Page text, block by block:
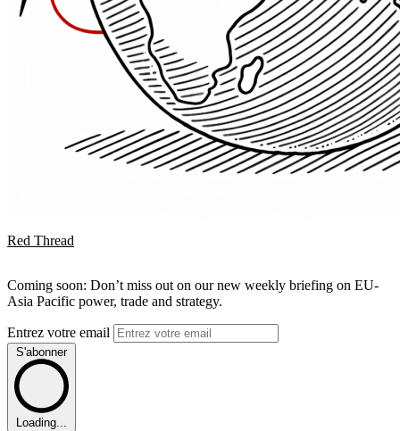
Red Thread
Coming soon: Don’t miss out on our new weekly briefing on EU-
Asia Pacific power, trade and strategy.
Entrez votre email
S'abonner
Loading...